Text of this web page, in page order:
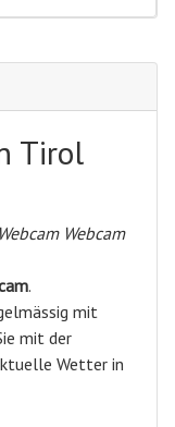
Tirol
Webcam Webcam
.
mit
mit der
Wetter in